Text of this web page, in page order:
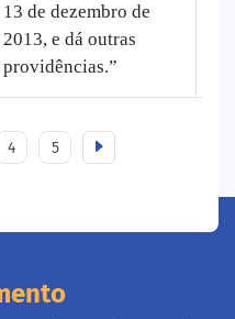
13 de dezembro de
2013, e dá outras
providências.”
4 5